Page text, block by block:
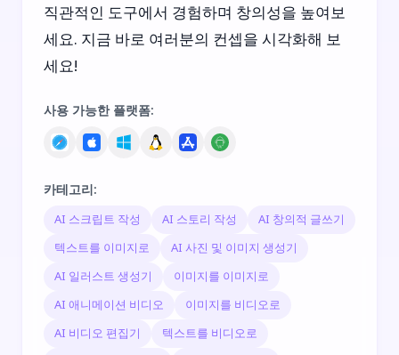
직관적인 도구에서 경험하며 창의성을 높여보
세요. 지금 바로 여러분의 컨셉을 시각화해 보
세요!
사용 가능한 플랫폼:
카테고리:
AI 스크립트 작성 AI 스토리 작성
AI 창의적 글쓰기
텍스트를 이미지로
AI 사진 및 이미지 생성기
AI 일러스트 생성기
이미지를 이미지로
AI 애니메이션 비디오
이미지를 비디오로
AI 비디오 편집기
텍스트를 비디오로